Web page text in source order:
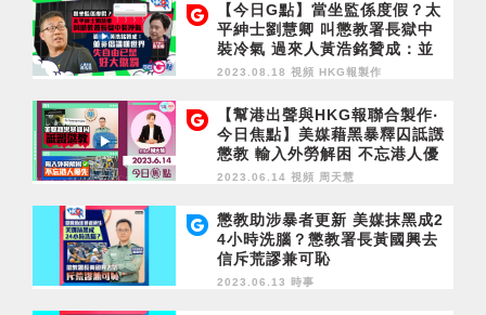
【今日G點】當坐監係度假？太
平紳士劉慧卿 叫懲教署長獄中
裝冷氣 過來人黃浩銘贊成：並
非倡議嘆世界 失自由已是好大
2023.08.18 視頻 HKG報製作
【幫港出聲與HKG報聯合製作‧
今日焦點】美媒藉黑暴釋囚詆譭
懲教 輸入外勞解困 不忘港人優
先
2023.06.14 視頻 周天慧
懲教助涉暴者更新 美媒抹黑成2
4小時洗腦？懲教署長黃國興去
信斥荒謬兼可恥
2023.06.13 時事